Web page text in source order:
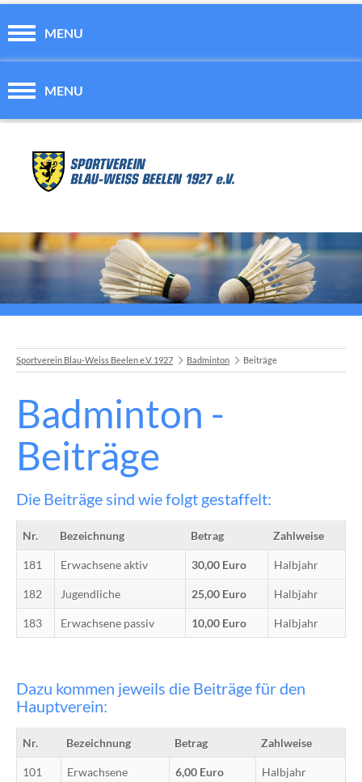
MENU
MENU
Sportverein Blau-Weiss Beelen e.V. 1927 Badminton Beiträge
Badminton -
Beiträge
Die Beiträge sind wie folgt gestaffelt:
Nr. Bezeichnung Betrag Zahlweise
181 Erwachsene aktiv 30,00 Euro Halbjahr
182 Jugendliche 25,00 Euro Halbjahr
183 Erwachsene passiv 10,00 Euro Halbjahr
Dazu kommen jeweils die Beiträge für den
Hauptverein:
Nr. Bezeichnung Betrag Zahlweise
101 Erwachsene 6,00 Euro Halbjahr